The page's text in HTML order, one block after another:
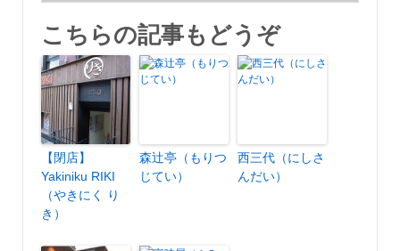
こちらの記事もどうぞ
【閉店】
Yakiniku RIKI
（やきにく り
き）
森辻亭（もりつ
じてい）
西三代（にしさ
んだい）